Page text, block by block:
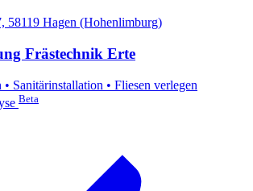
58119 Hagen (Hohenlimburg)
Frästechnik Erte
• Sanitärinstallation • Fliesen verlegen
Beta